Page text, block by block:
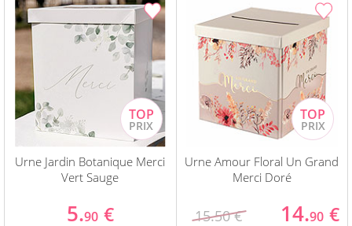
Urne Jardin Botanique Merci
Vert Sauge
5.90 €
Urne Amour Floral Un Grand
Merci Doré
15.50 € 14.90 €